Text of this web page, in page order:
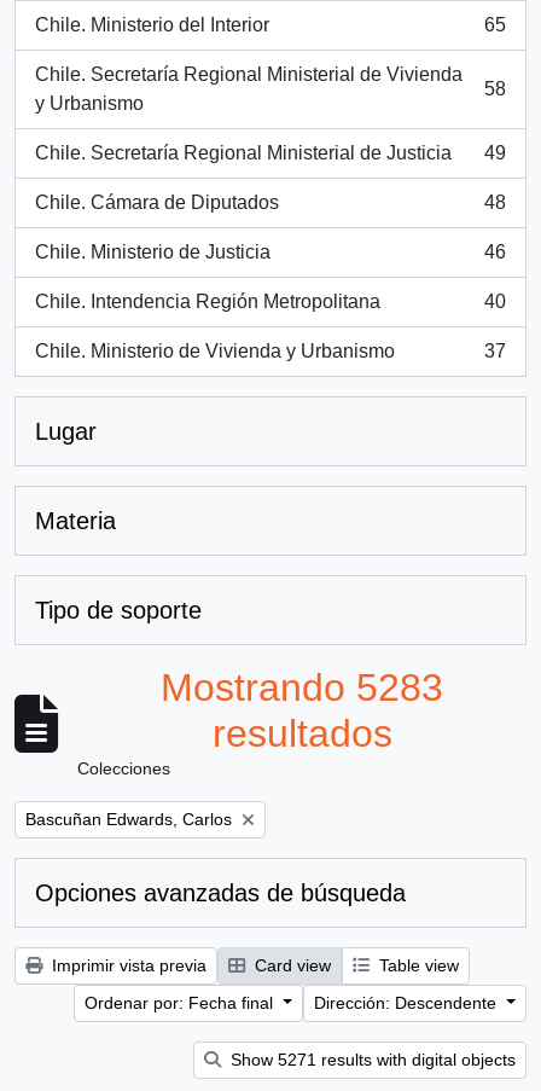
Chile. Ministerio del Interior
, 65 resultados
65
Chile. Secretaría Regional Ministerial de Vivienda
y Urbanismo
, 58 resultados
58
Chile. Secretaría Regional Ministerial de Justicia
, 49 resultados
49
Chile. Cámara de Diputados
, 48 resultados
48
Chile. Ministerio de Justicia
, 46 resultados
46
Chile. Intendencia Región Metropolitana
, 40 resultados
40
Chile. Ministerio de Vivienda y Urbanismo
, 37 resultados
37
Lugar
Materia
Tipo de soporte
Mostrando 5283
resultados
Colecciones
Remove filter:
Bascuñan Edwards, Carlos
Opciones avanzadas de búsqueda
Imprimir vista previa Card view
Table view
Ordenar por: Fecha final
Dirección: Descendente
Show 5271 results with digital objects